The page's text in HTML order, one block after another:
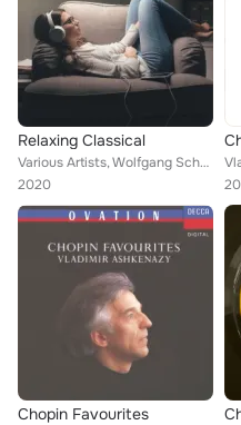
Relaxing Classical
Various Artists, Wolfgang Schulz, Alice Sara Ott, Elena Urioste, Lang Lang, Murray Perahia, Andreas Ottensamer, Martha Argerich,...
2020
Chopin Favourites